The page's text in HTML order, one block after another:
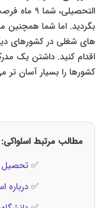
التحصیلی،
بگردید. اما شما همچنین
های شغلی در کشورهای
اقدام کنید. داشتن یک
کشورها را بسیار آسان تر
مطالب مرتبط اسلواکی:
✅تحصیل
✅درباره